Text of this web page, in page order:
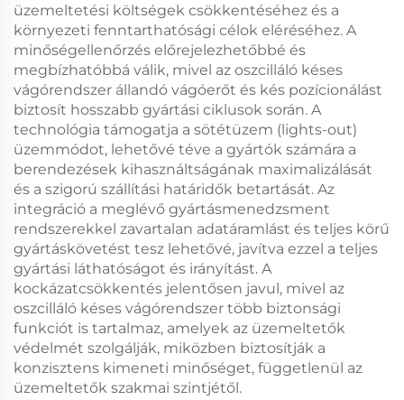
üzemeltetési költségek csökkentéséhez és a
környezeti fenntarthatósági célok eléréséhez. A
minőségellenőrzés előrejelezhetőbbé és
megbízhatóbbá válik, mivel az oszcilláló késes
vágórendszer állandó vágóerőt és kés pozícionálást
biztosít hosszabb gyártási ciklusok során. A
technológia támogatja a sötétüzem (lights-out)
üzemmódot, lehetővé téve a gyártók számára a
berendezések kihasználtságának maximalizálását
és a szigorú szállítási határidők betartását. Az
integráció a meglévő gyártásmenedzsment
rendszerekkel zavartalan adatáramlást és teljes körű
gyártáskövetést tesz lehetővé, javítva ezzel a teljes
gyártási láthatóságot és irányítást. A
kockázatcsökkentés jelentősen javul, mivel az
oszcilláló késes vágórendszer több biztonsági
funkciót is tartalmaz, amelyek az üzemeltetők
védelmét szolgálják, miközben biztosítják a
konzisztens kimeneti minőséget, függetlenül az
üzemeltetők szakmai szintjétől.